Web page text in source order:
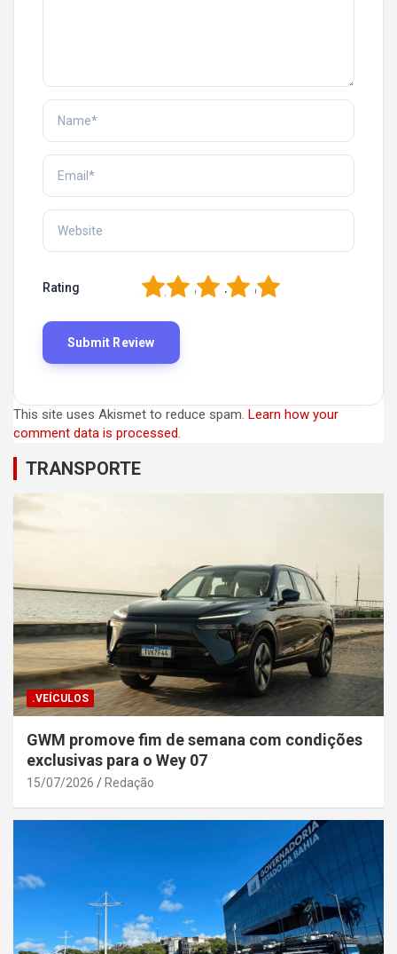
Rating 5
4
3
2
This site uses Akismet to reduce spam. Learn how your
comment data is processed.
TRANSPORTE
.VEÍCULOS
GWM promove fim de semana com condições
exclusivas para o Wey 07
15/07/2026 Redação